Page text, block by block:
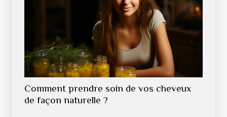
Comment prendre soin de vos cheveux
de façon naturelle ?